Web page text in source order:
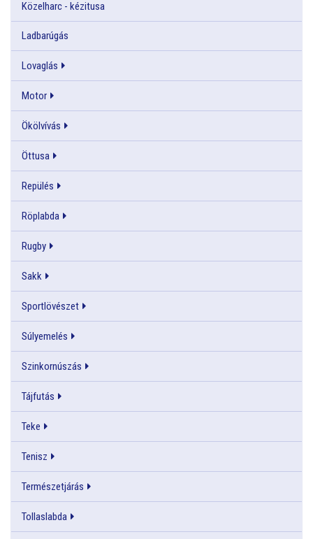
Közelharc - kézitusa
Ladbarúgás
Lovaglás
Motor
Ökölvívás
Öttusa
Repülés
Röplabda
Rugby
Sakk
Sportlövészet
Súlyemelés
Szinkornúszás
Tájfutás
Teke
Tenisz
Természetjárás
Tollaslabda